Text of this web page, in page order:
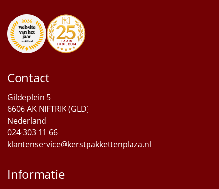
Contact
Gildeplein 5
6606 AK NIFTRIK (GLD)
Nederland
024-303 11 66
klantenservice@kerstpakkettenplaza.nl
Informatie